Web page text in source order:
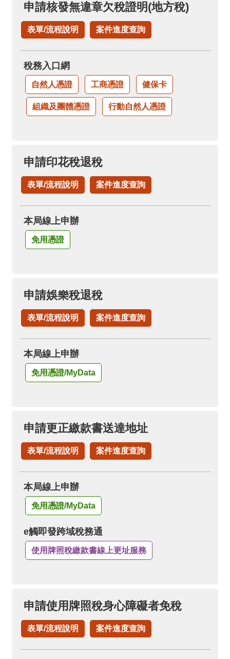
申請核發無違章欠稅證明(地方稅)
表單/流程說明 案件進度查詢
稅務入口網
自然人憑證 工商憑證 健保卡
組織及團體憑證 行動自然人憑證
申請印花稅退稅
表單/流程說明 案件進度查詢
本局線上申辦
免用憑證
申請娛樂稅退稅
表單/流程說明 案件進度查詢
本局線上申辦
免用憑證/MyData
申請更正繳款書送達地址
表單/流程說明 案件進度查詢
本局線上申辦
免用憑證/MyData
e觸即發跨域稅務通
使用牌照稅繳款書線上更址服務
申請使用牌照稅身心障礙者免稅
表單/流程說明 案件進度查詢